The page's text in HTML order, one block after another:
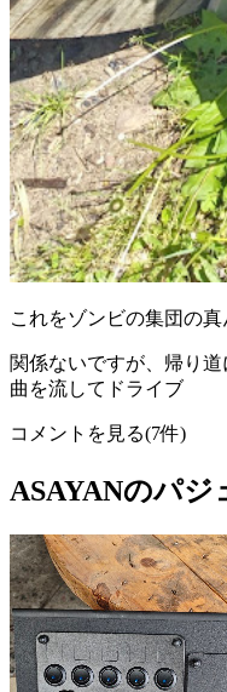
これをゾンビの集団の
関係ないですが、帰り
曲を流してドライブ
コメントを見る(7件)
ASAYANのパジ